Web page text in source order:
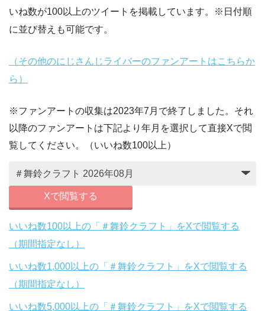
いね数が100以上のツイートを掲載しています。※日付順
に並び替えも可能です。
（その他のにじさんじライバーのファンアートはこちらか
ら）
※ファンアートの収集は2023年7月で終了しました。それ
以降のファンアートは下記より年月を選択して直接Xで閲
覧してください。（いいね数100以上）
Xで閲覧する
いいね数100以上の「＃舞鈴クラフト」をXで閲覧する
（期間指定なし）
いいね数1,000以上の「＃舞鈴クラフト」をXで閲覧する
（期間指定なし）
いいね数5,000以上の「＃舞鈴クラフト」をXで閲覧する